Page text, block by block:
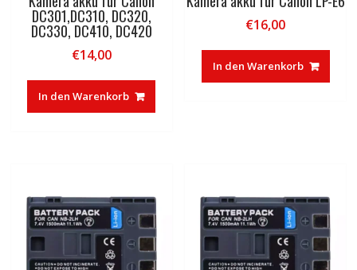
DC301,DC310, DC320,
DC330, DC410, DC420
€14,00
In den Warenkorb
€16,00
In den Warenkorb